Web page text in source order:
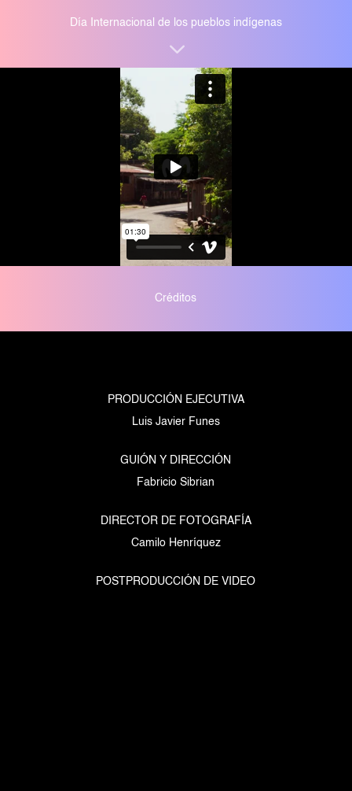
Día Internacional de los pueblos indígenas
3
Créditos
PRODUCCIÓN EJECUTIVA
Luis Javier Funes
GUIÓN Y DIRECCIÓN
Fabricio Sibrian
DIRECTOR DE FOTOGRAFÍA
Camilo Henríquez
POSTPRODUCCIÓN DE VIDEO